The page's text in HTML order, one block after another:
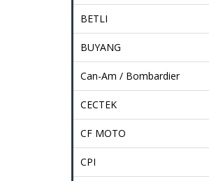
BETLI
BUYANG
Can-Am / Bombardier
CECTEK
CF MOTO
CPI